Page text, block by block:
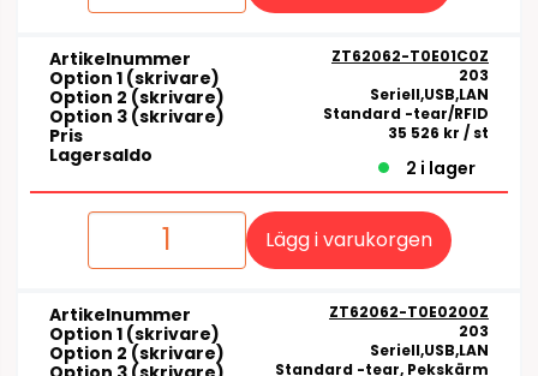
Artikelnummer ZT62062-T0E01C0Z
Option 1 (skrivare) 203
Option 2 (skrivare) Seriell,USB,LAN
Option 3 (skrivare) Standard -tear/RFID
Pris 35 526 kr / st
Lagersaldo
2 i lager
Lägg i varukorgen
Artikelnummer ZT62062-T0E0200Z
Option 1 (skrivare) 203
Option 2 (skrivare) Seriell,USB,LAN
Standard -tear, Pekskärm